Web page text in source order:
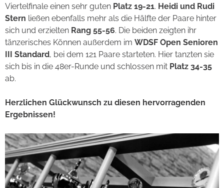
Viertelfinale einen sehr guten Platz 19-21. Heidi und Rudi
Stern ließen ebenfalls mehr als die Hälfte der Paare hinter
sich und erzielten Rang 55-56. Die beiden zeigten ihr
tänzerisches Können außerdem im WDSF Open Senioren
III Standard, bei dem 121 Paare starteten. Hier tanzten sie
sich bis in die 48er-Runde und schlossen mit Platz 34-35
ab.
Herzlichen Glückwunsch zu diesen hervorragenden
Ergebnissen!